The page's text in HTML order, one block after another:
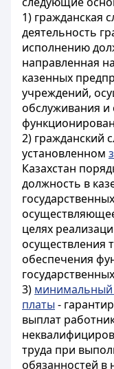
1) гражданская
деятельность
исполнению
направленная
казенных
учреждений,
обслуживания и
2) гражданский
установленном
Казахстан
должность в
целях
осуществления
обеспечения
3) минимальный
платы -
выплат
труда при
обязанностей в